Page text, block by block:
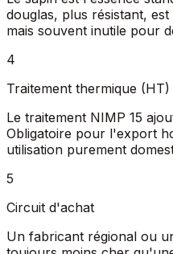
douglas, plus résistant,
mais souvent inutile pour
4
Traitement thermique (HT)
Le traitement NIMP 15
Obligatoire pour l'export
utilisation purement
5
Circuit d'achat
Un fabricant régional ou